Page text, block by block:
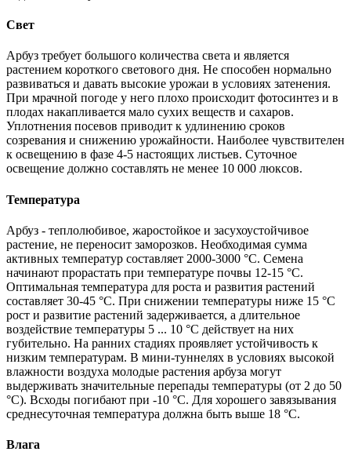
Свет
Арбуз требует большого количества света и является
растением короткого светового дня. Не способен нормально
развиваться и давать высокие урожаи в условиях затенения.
При мрачной погоде у него плохо происходит фотосинтез и в
плодах накапливается мало сухих веществ и сахаров.
Уплотнения посевов приводит к удлинению сроков
созревания и снижению урожайности. Наиболее чувствителен
к освещению в фазе 4-5 настоящих листьев. Суточное
освещение должно составлять не менее 10 000 люксов.
Температура
Арбуз - теплолюбивое, жаростойкое и засухоустойчивое
растение, не переносит заморозков. Необходимая сумма
активных температур составляет 2000-3000 °C. Семена
начинают прорастать при температуре почвы 12-15 °C.
Оптимальная температура для роста и развития растений
составляет 30-45 °C. При снижении температуры ниже 15 °C
рост и развитие растений задерживается, а длительное
воздействие температуры 5 ... 10 °C действует на них
губительно. На ранних стадиях проявляет устойчивость к
низким температурам. В мини-туннелях в условиях высокой
влажности воздуха молодые растения арбуза могут
выдерживать значительные перепады температуры (от 2 до 50
°C). Всходы погибают при -10 °C. Для хорошего завязывания
среднесуточная температура должна быть выше 18 °C.
Влага